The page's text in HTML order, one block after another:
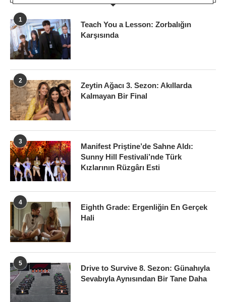
1
Teach You a Lesson: Zorbalığın
Karşısında
2
Zeytin Ağacı 3. Sezon: Akıllarda
Kalmayan Bir Final
3
Manifest Priştine’de Sahne Aldı:
Sunny Hill Festivali’nde Türk
Kızlarının Rüzgârı Esti
4
Eighth Grade: Ergenliğin En Gerçek
Hali
5
Drive to Survive 8. Sezon: Günahıyla
Sevabıyla Aynısından Bir Tane Daha